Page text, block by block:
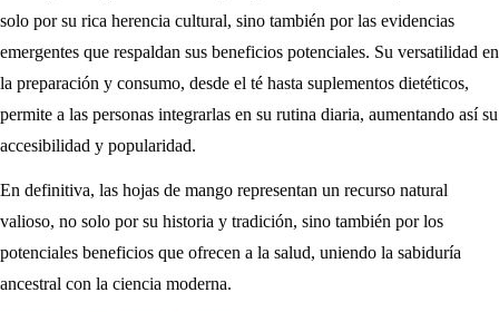
solo por su rica herencia cultural, sino también por las evidencias
emergentes que respaldan sus beneficios potenciales. Su versatilidad en
la preparación y consumo, desde el té hasta suplementos dietéticos,
permite a las personas integrarlas en su rutina diaria, aumentando así su
accesibilidad y popularidad.
En definitiva, las hojas de mango representan un recurso natural
valioso, no solo por su historia y tradición, sino también por los
potenciales beneficios que ofrecen a la salud, uniendo la sabiduría
ancestral con la ciencia moderna.